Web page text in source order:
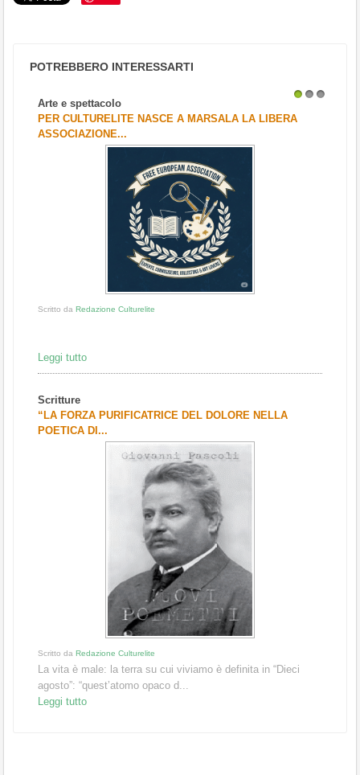
POTREBBERO INTERESSARTI
Arte e spettacolo
PER CULTURELITE NASCE A MARSALA LA LIBERA
ASSOCIAZIONE...
Scritto da Redazione Culturelite
Leggi tutto
Scritture
“LA FORZA PURIFICATRICE DEL DOLORE NELLA
POETICA DI...
Scritto da Redazione Culturelite
La vita è male: la terra su cui viviamo è definita in “Dieci
agosto”: “quest’atomo opaco d...
Leggi tutto